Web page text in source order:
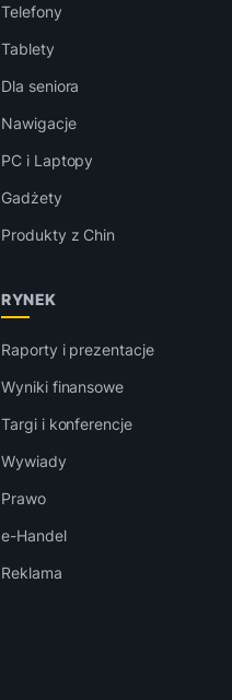
Telefony
Tablety
Dla seniora
Nawigacje
PC i Laptopy
Gadżety
Produkty z Chin
RYNEK
Raporty i prezentacje
Wyniki finansowe
Targi i konferencje
Wywiady
Prawo
e-Handel
Reklama